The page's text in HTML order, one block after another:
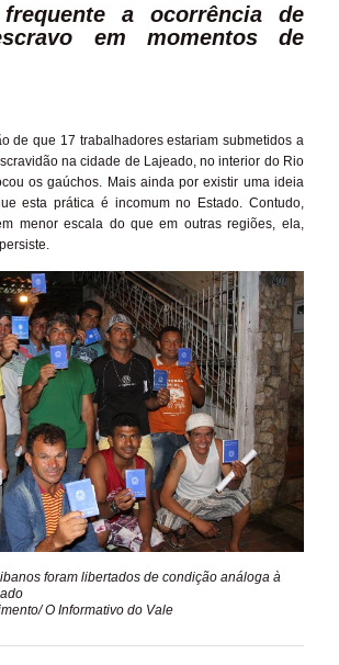
a ocorrência de
em momentos de
de que 17 trabalhadores estariam submetidos a
na cidade de Lajeado, no interior do Rio
os gaúchos. Mais ainda por existir uma ideia
esta prática é incomum no Estado. Contudo,
menor escala do que em outras regiões, ela,
foram libertados de condição análoga à
O Informativo do Vale